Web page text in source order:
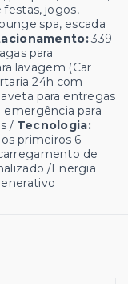
jogos,
spa, escada
339
para
lavagem (Car
24h com
para entregas
emergência para
/ Tecnologia:
primeiros 6
de
/Energia